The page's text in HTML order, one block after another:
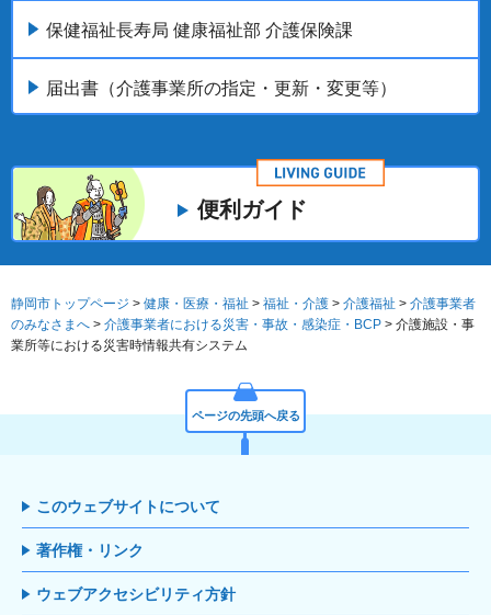
保健福祉長寿局 健康福祉部 介護保険課
届出書（介護事業所の指定・更新・変更等）
便利ガイド
静岡市トップページ > 健康・医療・福祉 > 福祉・介護 > 介護福祉 > 介護事業者
のみなさまへ > 介護事業者における災害・事故・感染症・BCP > 介護施設・事
業所等における災害時情報共有システム
ページの先頭へ戻る
このウェブサイトについて
著作権・リンク
ウェブアクセシビリティ方針